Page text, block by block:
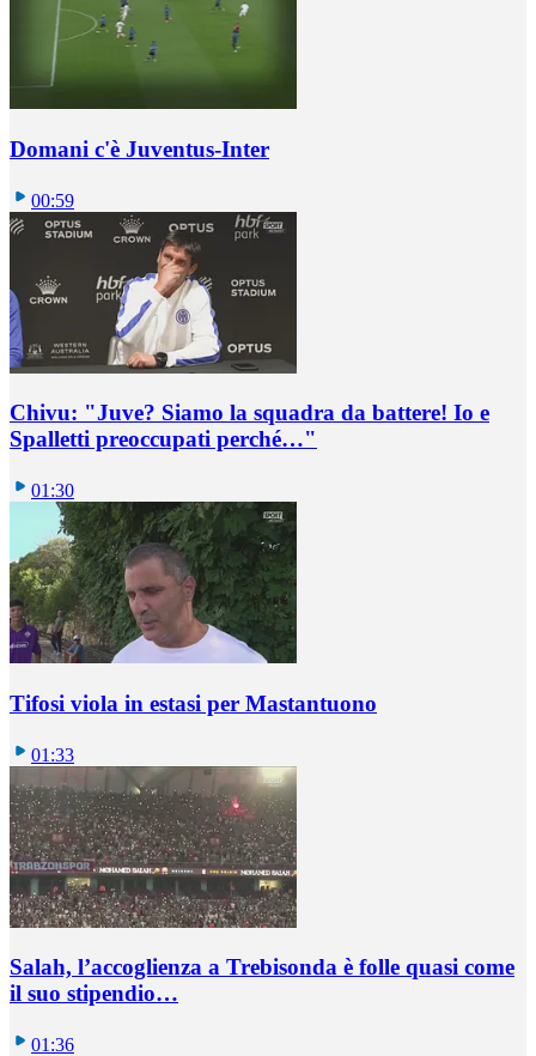
Domani c'è Juventus-Inter
00:59
Chivu: "Juve? Siamo la squadra da battere! Io e
Spalletti preoccupati perché…"
01:30
Tifosi viola in estasi per Mastantuono
01:33
Salah, l’accoglienza a Trebisonda è folle quasi come
il suo stipendio…
01:36